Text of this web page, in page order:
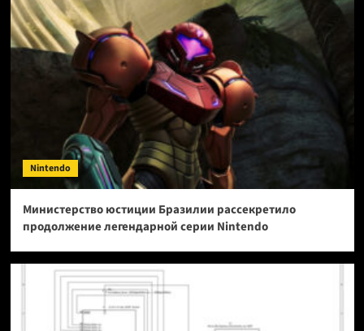
Nintendo
Министерство юстиции Бразилии рассекретило
продолжение легендарной серии Nintendo